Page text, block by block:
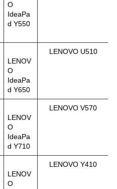
O
IdeaPa
d Y550
LENOV
O
IdeaPa
d Y650
LENOVO U510
LENOV
O
IdeaPa
d Y710
LENOVO V570
LENOV
O
LENOVO Y410